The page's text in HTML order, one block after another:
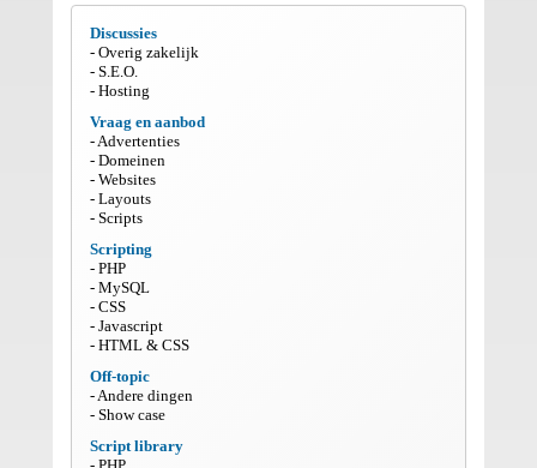
Discussies
Overig zakelijk
S.E.O.
Hosting
Vraag en aanbod
Advertenties
Domeinen
Websites
Layouts
Scripts
Scripting
PHP
MySQL
CSS
Javascript
HTML & CSS
Off-topic
Andere dingen
Show case
Script library